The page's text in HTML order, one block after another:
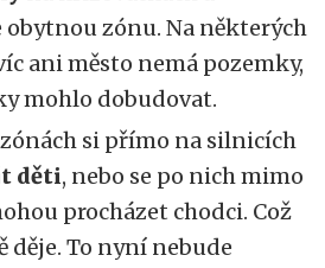
obytnou zónu. Na některých
ani město nemá pozemky,
mohlo dobudovat.
si přímo na silnicích
děti, nebo se po nich mimo
procházet chodci. Což
děje. To nyní nebude